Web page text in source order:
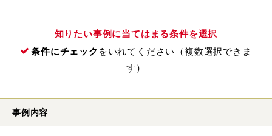
知りたい事例に当てはまる条件を選択
条件にチェック をいれてください（複数選択できま
す）
事例内容